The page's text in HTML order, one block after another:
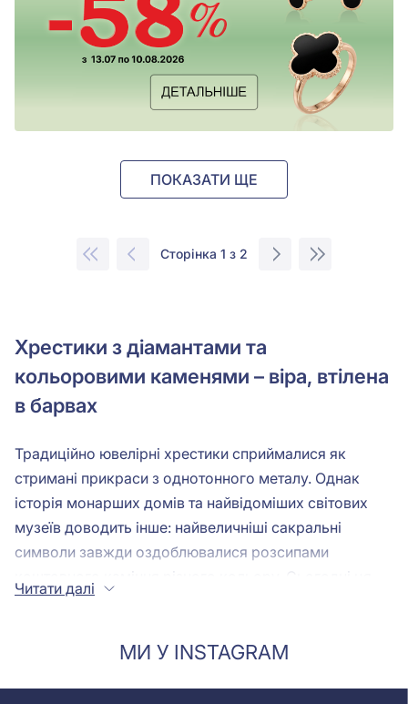
ПОКАЗАТИ ЩЕ
Сторінка 1 з 2
Хрестики з діамантами та
кольоровими каменями – віра, втілена
в барвах
Традиційно ювелірні хрестики сприймалися як
стримані прикраси з однотонного металу. Однак
історія монарших домів та найвідоміших світових
музеїв доводить інше: найвеличніші сакральні
символи завжди оздоблювалися розсипами
традиція високого ювелірного мистецтва (High
льодяний блиск діамантів поєднується з яскравою,
Читати далі
МИ У INSTAGRAM